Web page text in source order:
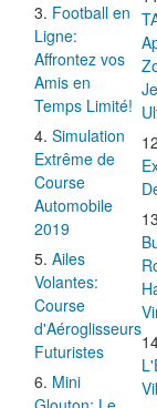
Football en
Ligne:
Affrontez vos
Amis en
Temps Limité!
Simulation
Extrême de
Course
Automobile
2019
Ailes
Volantes:
Course
d'Aéroglisseurs
Futuristes
Mini